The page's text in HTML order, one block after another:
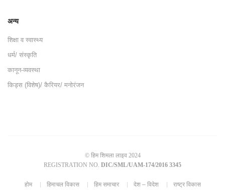
अन्य
शिक्षा व स्वास्थ्य
धर्म/ संस्कृति
कानून-व्यवस्था
किड्स (विशेष)/ कैरियर/ मनोरंजन
© हिम शिमला लाइव 2024
REGISTRATION NO. DIC/SML/UAM-174/2016 3345
होम हिमाचल विकास हिम समाचार देश – विदेश राष्ट्र विकास